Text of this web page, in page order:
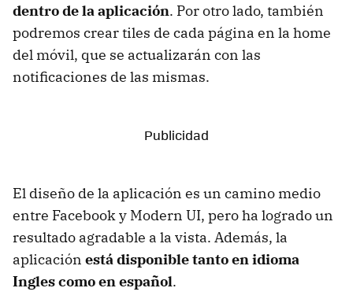
dentro de la aplicación. Por otro lado, también
podremos crear tiles de cada página en la home
del móvil, que se actualizarán con las
notificaciones de las mismas.
El diseño de la aplicación es un camino medio
entre Facebook y Modern UI, pero ha logrado un
resultado agradable a la vista. Además, la
aplicación está disponible tanto en idioma
Ingles como en español.